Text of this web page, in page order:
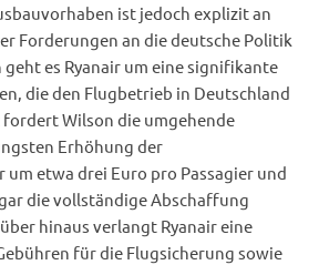
ist jedoch explizit an
Forderungen an die deutsche Politik
es Ryanair um eine signifikante
die den Flugbetrieb in Deutschland
Wilson die umgehende
Erhöhung der
etwa drei Euro pro Passagier und
die vollständige Abschaffung
hinaus verlangt Ryanair eine
für die Flugsicherung sowie